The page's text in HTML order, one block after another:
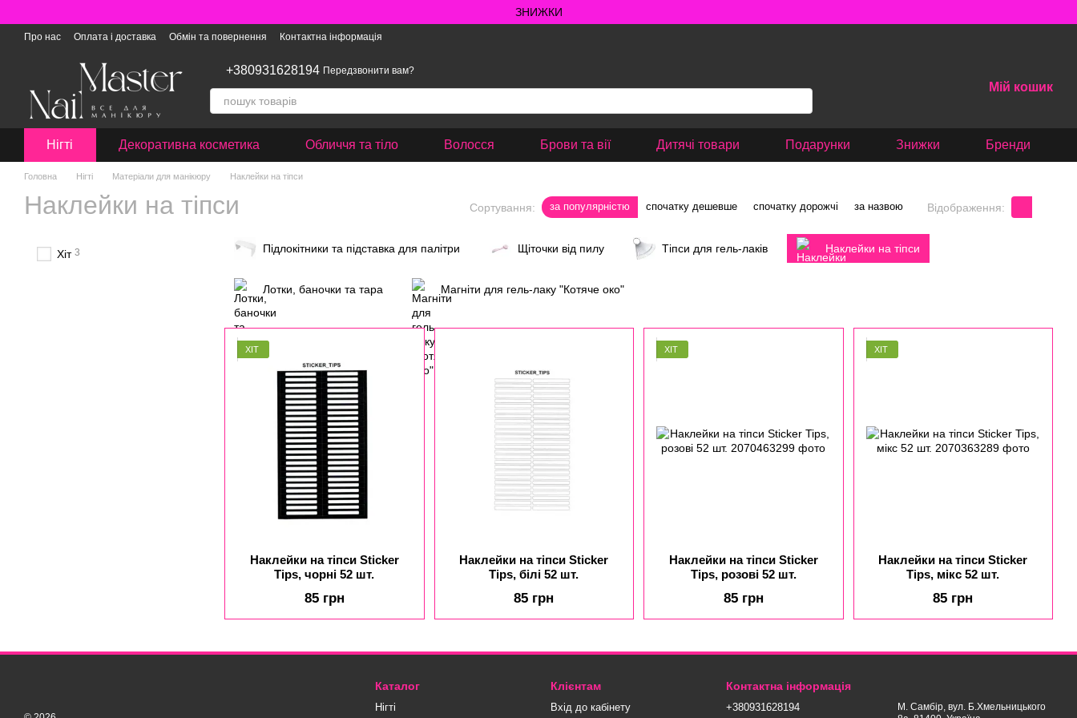
ЗНИЖКИ
Про нас Оплата і доставка Обмін та повернення Контактна інформація
+380931628194 Передзвонити вам?
Мій кошик
Нігті Декоративна косметика Обличчя та тіло Волосся Брови та вії Дитячі товари Подарунки Знижки Бренди
Головна Нігті Матеріали для манікюру Наклейки на тіпси
Наклейки на тіпси Сортування: за популярністю спочатку дешевше спочатку дорожчі за назвою Відображення:
Підлокітники та підставка для палітри Щіточки від пилу Тіпси для гель-лаків Наклейки на тіпси
Лотки, баночки та тара Магніти для гель-лаку "Котяче око"
ХІТ
Наклейки на тіпси Sticker
Tips, чорні 52 шт.
85 грн
Наклейки на тіпси Sticker
Tips, білі 52 шт.
85 грн
ХІТ
Наклейки на тіпси Sticker
Tips, розові 52 шт.
85 грн
ХІТ
Наклейки на тіпси Sticker
Tips, мікс 52 шт.
85 грн
Хіт 3
Каталог
Нігті
Клієнтам
Вхід до кабінету
Контактна інформація
+380931628194
М. Самбір, вул. Б.Хмельницького